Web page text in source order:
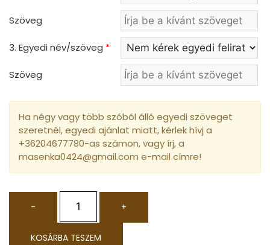
Szöveg
3. Egyedi név/szöveg *
Szöveg
Ha négy vagy több szóból álló egyedi szöveget
szeretnél, egyedi ajánlat miatt, kérlek hívj a
+36204677780-as számon, vagy írj, a
masenka0424@gmail.com e-mail címre!
- +
KOSÁRBA TESZEM